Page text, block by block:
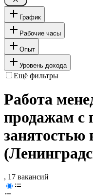
График
Рабочие часы
Опыт
Уровень дохода
Ещё фильтры
Работа
продажам с
занятостью
, 17 вакансий